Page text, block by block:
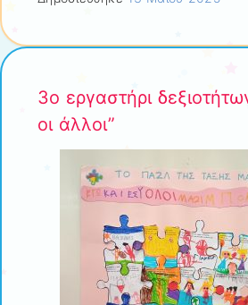
3ο εργαστήρι
οι άλλοι”